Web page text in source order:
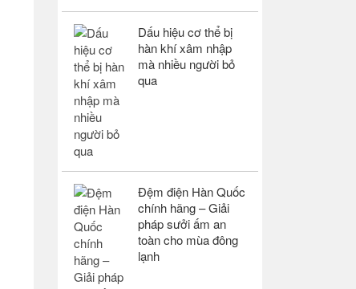
Dấu hiệu cơ thể bị
hàn khí xâm nhập
mà nhiều người bỏ
qua
Đệm điện Hàn Quốc
chính hãng – Giải
pháp sưởi ấm an
toàn cho mùa đông
lạnh